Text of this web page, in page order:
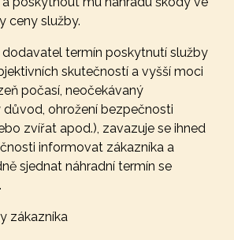
ceny služby.
dodavatel termín poskytnutí služby
skutečností a vyšší moci
počasí, neočekávaný
ohrožení bezpečnosti
zvířat apod.), zavazuje se ihned
informovat zákazníka a
sjednat náhradní termín se
zákazníka